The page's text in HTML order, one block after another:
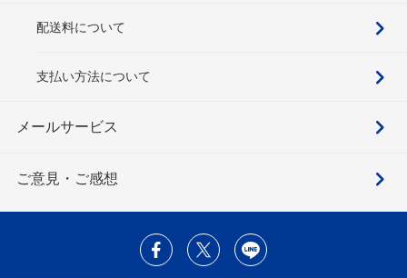
配送料について
支払い方法について
メールサービス
ご意見・ご感想